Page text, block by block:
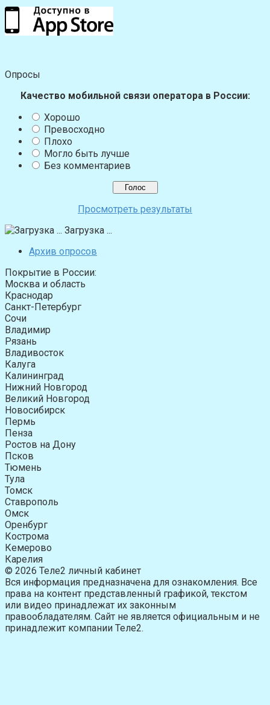
Опросы
Качество мобильной связи оператора в России:
Хорошо
Превосходно
Плохо
Могло быть лучше
Без комментариев
Просмотреть результаты
Загрузка ...
Архив опросов
Покрытие в России:
Москва и область
Краснодар
Санкт-Петербург
Сочи
Владимир
Рязань
Владивосток
Калуга
Калининград
Нижний Новгород
Великий Новгород
Новосибирск
Пермь
Пенза
Ростов на Дону
Псков
Тюмень
Тула
Томск
Ставрополь
Омск
Оренбург
Кострома
Кемерово
Карелия
© 2026 Теле2 личный кабинет
Вся информация предназначена для ознакомления. Все
права на контент представленный графикой, текстом
или видео принадлежат их законным
правообладателям. Сайт не является официальным и не
принадлежит компании Теле2.